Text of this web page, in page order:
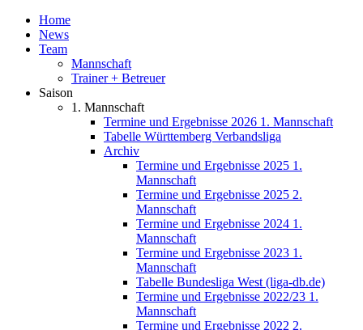
Home
News
Team
Mannschaft
Trainer + Betreuer
Saison
1. Mannschaft
Termine und Ergebnisse 2026 1. Mannschaft
Tabelle Württemberg Verbandsliga
Archiv
Termine und Ergebnisse 2025 1.
Mannschaft
Termine und Ergebnisse 2025 2.
Mannschaft
Termine und Ergebnisse 2024 1.
Mannschaft
Termine und Ergebnisse 2023 1.
Mannschaft
Tabelle Bundesliga West (liga-db.de)
Termine und Ergebnisse 2022/23 1.
Mannschaft
Termine und Ergebnisse 2022 2.